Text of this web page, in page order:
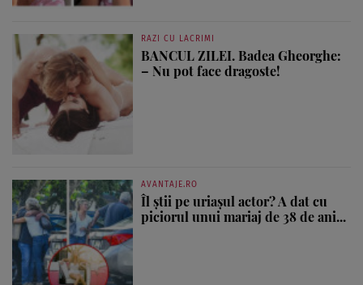
RAZI CU LACRIMI
BANCUL ZILEI. Badea Gheorghe:
– Nu pot face dragoste!
AVANTAJE.RO
Îl știi pe uriașul actor? A dat cu
piciorul unui mariaj de 38 de ani...